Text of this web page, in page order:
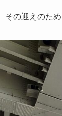
その迎えのため